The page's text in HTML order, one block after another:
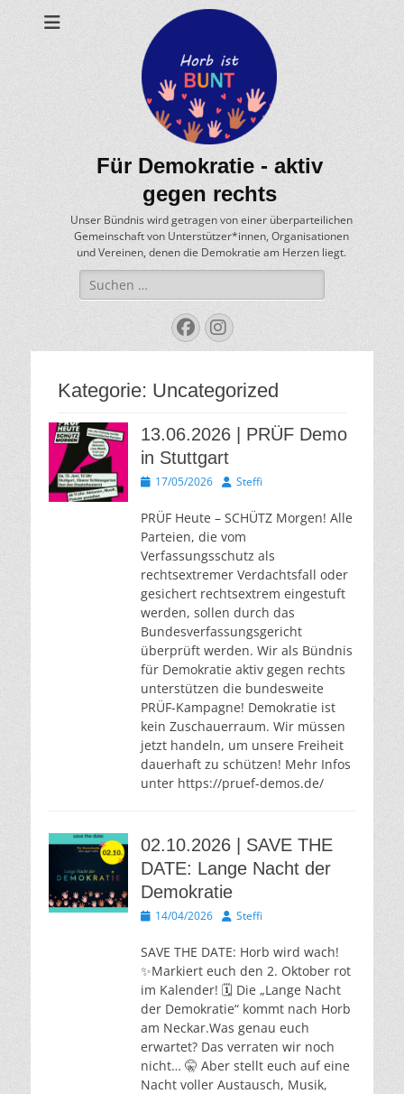
Für Demokratie - aktiv
gegen rechts
Unser Bündnis wird getragen von einer überparteilichen
Gemeinschaft von Unterstützer*innen, Organisationen
und Vereinen, denen die Demokratie am Herzen liegt.
Suche
nach:
Facebook
Instagram
Kategorie: Uncategorized
13.06.2026 | PRÜF Demo
in Stuttgart
Veröffentlicht
17/05/2026 AutorSteffi
PRÜF Heute – SCHÜTZ Morgen! Alle
Parteien, die vom
Verfassungsschutz als
rechtsextremer Verdachtsfall oder
gesichert rechtsextrem eingestuft
werden, sollen durch das
Bundesverfassungsgericht
überprüft werden. Wir als Bündnis
für Demokratie aktiv gegen rechts
unterstützen die bundesweite
PRÜF-Kampagne! Demokratie ist
kein Zuschauerraum. Wir müssen
jetzt handeln, um unsere Freiheit
dauerhaft zu schützen! Mehr Infos
unter https://pruef-demos.de/
02.10.2026 | SAVE THE
DATE: Lange Nacht der
Demokratie
Veröffentlicht
14/04/2026 AutorSteffi
SAVE THE DATE: Horb wird wach!
✨Markiert euch den 2. Oktober rot
im Kalender! 🗓️ Die „Lange Nacht
der Demokratie“ kommt nach Horb
am Neckar.Was genau euch
erwartet? Das verraten wir noch
nicht… 🤫 Aber stellt euch auf eine
Nacht voller Austausch, Musik,